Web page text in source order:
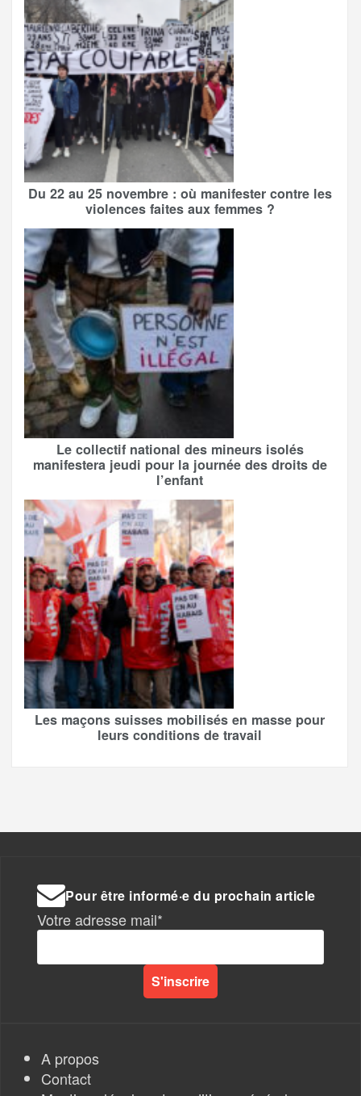
Du 22 au 25 novembre : où manifester contre les
violences faites aux femmes ?
Le collectif national des mineurs isolés
manifestera jeudi pour la journée des droits de
l’enfant
Les maçons suisses mobilisés en masse pour
leurs conditions de travail
Pour être informé·e du prochain article
Votre adresse mail*
A propos
Contact